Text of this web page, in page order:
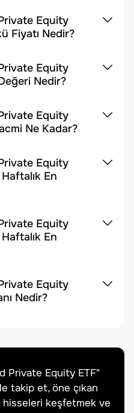
Equity
Fiyatı Nedir?
Equity
Nedir?
Equity
Ne Kadar?
Equity
En
Equity
En
Equity
Nedir?
Private Equity ETF"
takip et, öne çıkan
keşfetmek ve